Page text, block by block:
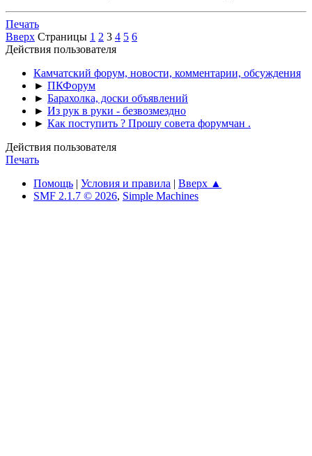
Печать
Вверх Страницы 1 2 3 4 5 6
Действия пользователя
Камчатский форум, новости, комментарии, обсуждения
► ПКФорум
► Барахолка, доски объявлений
► Из рук в руки - безвозмездно
► Как поступить ? Прошу совета форумчан .
Действия пользователя
Печать
Помощь | Условия и правила | Вверх ▲
SMF 2.1.7 © 2026, Simple Machines